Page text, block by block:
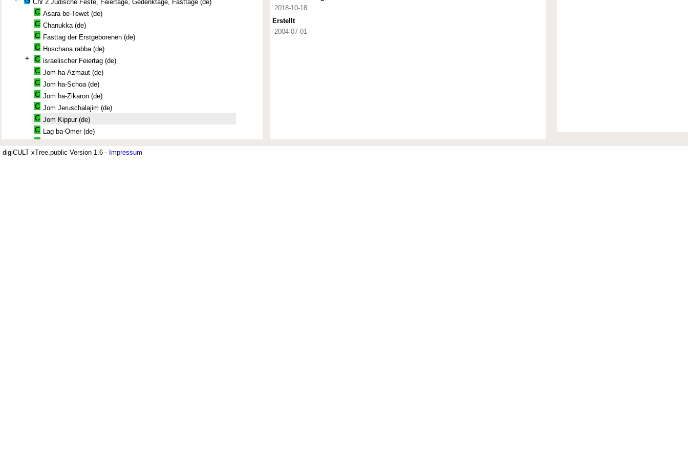
Chr 2 Jüdische Feste, Feiertage, Gedenktage, Fasttage (de)
Asara be-Tewet (de)
Chanukka (de)
Fasttag der Erstgeborenen (de)
Hoschana rabba (de)
+
israelischer Feiertag (de)
Jom ha-Azmaut (de)
Jom ha-Schoa (de)
Jom ha-Zikaron (de)
Jom Jeruschalajim (de)
Jom Kippur (de)
Lag ba-Omer (de)
+
Purim-Fest (de)
2018-10-18
Erstellt
2004-07-01
digiCULT xTree.public Version 1.6 - Impressum